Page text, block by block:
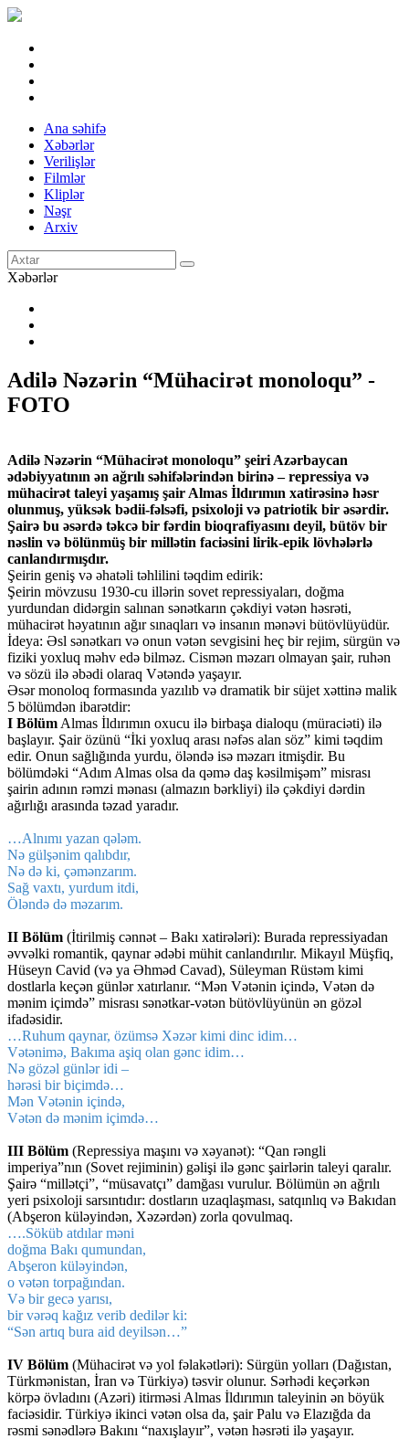
Ana səhifə
Xəbərlər
Verilişlər
Filmlər
Kliplər
Nəşr
Arxiv
Xəbərlər
Adilə Nəzərin “Mühacirət monoloqu” -
FOTO
Adilə Nəzərin “Mühacirət monoloqu” şeiri Azərbaycan
ədəbiyyatının ən ağrılı səhifələrindən birinə – repressiya və
mühacirət taleyi yaşamış şair Almas İldırımın xatirəsinə həsr
olunmuş, yüksək bədii-fəlsəfi, psixoloji və patriotik bir əsərdir.
Şairə bu əsərdə təkcə bir fərdin bioqrafiyasını deyil, bütöv bir
nəslin və bölünmüş bir millətin faciəsini lirik-epik lövhələrlə
canlandırmışdır.
Şeirin geniş və əhatəli təhlilini təqdim edirik:
Şeirin mövzusu 1930-cu illərin sovet repressiyaları, doğma
yurdundan didərgin salınan sənətkarın çəkdiyi vətən həsrəti,
mühacirət həyatının ağır sınaqları və insanın mənəvi bütövlüyüdür.
İdeya: Əsl sənətkarı və onun vətən sevgisini heç bir rejim, sürgün və
fiziki yoxluq məhv edə bilməz. Cismən məzarı olmayan şair, ruhən
və sözü ilə əbədi olaraq Vətəndə yaşayır.
Əsər monoloq formasında yazılıb və dramatik bir süjet xəttinə malik
5 bölümdən ibarətdir:
I Bölüm Almas İldırımın oxucu ilə birbaşa dialoqu (müraciəti) ilə
başlayır. Şair özünü “İki yoxluq arası nəfəs alan söz” kimi təqdim
edir. Onun sağlığında yurdu, öləndə isə məzarı itmişdir. Bu
bölümdəki “Adım Almas olsa da qəmə daş kəsilmişəm” misrası
şairin adının rəmzi mənası (almazın bərkliyi) ilə çəkdiyi dərdin
ağırlığı arasında təzad yaradır.
…Alnımı yazan qələm.
Nə gülşənim qalıbdır,
Nə də ki, çəmənzarım.
Sağ vaxtı, yurdum itdi,
Öləndə də məzarım.
II Bölüm (İtirilmiş cənnət – Bakı xatirələri): Burada repressiyadan
əvvəlki romantik, qaynar ədəbi mühit canlandırılır. Mikayıl Müşfiq,
Hüseyn Cavid (və ya Əhməd Cavad), Süleyman Rüstəm kimi
dostlarla keçən günlər xatırlanır. “Mən Vətənin içində, Vətən də
mənim içimdə” misrası sənətkar-vətən bütövlüyünün ən gözəl
ifadəsidir.
…Ruhum qaynar, özümsə Xəzər kimi dinc idim…
Vətənimə, Bakıma aşiq olan gənc idim…
Nə gözəl günlər idi –
hərəsi bir biçimdə…
Mən Vətənin içində,
Vətən də mənim içimdə…
III Bölüm (Repressiya maşını və xəyanət): “Qan rəngli
imperiya”nın (Sovet rejiminin) gəlişi ilə gənc şairlərin taleyi qaralır.
Şairə “millətçi”, “müsavatçı” damğası vurulur. Bölümün ən ağrılı
yeri psixoloji sarsıntıdır: dostların uzaqlaşması, satqınlıq və Bakıdan
(Abşeron küləyindən, Xəzərdən) zorla qovulmaq.
….Söküb atdılar məni
doğma Bakı qumundan,
Abşeron küləyindən,
o vətən torpağından.
Və bir gecə yarısı,
bir vərəq kağız verib dedilər ki:
“Sən artıq bura aid deyilsən…”
IV Bölüm (Mühacirət və yol fəlakətləri): Sürgün yolları (Dağıstan,
Türkmənistan, İran və Türkiyə) təsvir olunur. Sərhədi keçərkən
körpə övladını (Azəri) itirməsi Almas İldırımın taleyinin ən böyük
faciəsidir. Türkiyə ikinci vətən olsa da, şair Palu və Elazığda da
rəsmi sənədlərə Bakını “naxışlayır”, vətən həsrəti ilə yaşayır.